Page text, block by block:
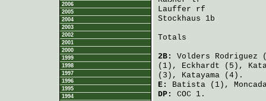
2006
2005
2004
2003
2002
2001
2000
1999
1998
1997
1996
1995
1994
Lauffer rf
Stockhaus 1b
Totals
2B: Volders Rodriguez
(1), Eckhardt (5),
(3), Katayama (4).
E: Batista (1),
DP:
COC 1.